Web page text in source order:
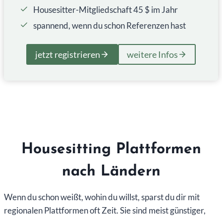
Housesitter-Mitgliedschaft 45 $ im Jahr
spannend, wenn du schon Referenzen hast
jetzt registrieren weitere Infos
Housesitting Plattformen
nach Ländern
Wenn du schon weißt, wohin du willst, sparst du dir mit
regionalen Plattformen oft Zeit. Sie sind meist günstiger,